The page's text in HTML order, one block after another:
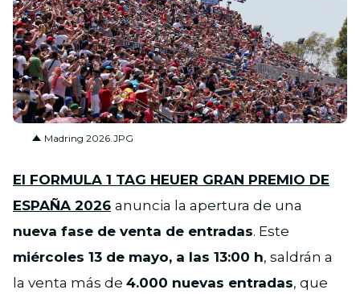
JPG
Madring 2026.JPG
El FORMULA 1 TAG HEUER GRAN PREMIO DE
ESPAÑA 2026 anuncia la apertura de una
nueva fase de venta de entradas. Este
miércoles 13 de mayo, a las 13:00 h, saldrán a
la venta más de 4.000 nuevas entradas, que